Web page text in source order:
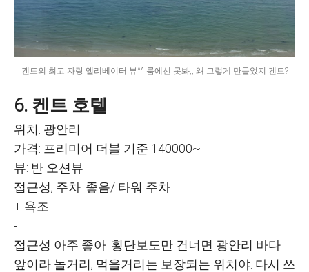
켄트의 최고 자랑 엘리베이터 뷰^^ 룸에선 못봐,, 왜 그렇게 만들었지 켄트?
6. 켄트 호텔
위치: 광안리
가격: 프리미어 더블 기준 140000~
뷰: 반 오션뷰
접근성, 주차: 좋음/ 타워 주차
+ 욕조
-
접근성 아주 좋아. 횡단보도만 건너면 광안리 바다
앞이라 놀거리, 먹을거리는 보장되는 위치야. 다시 쓰